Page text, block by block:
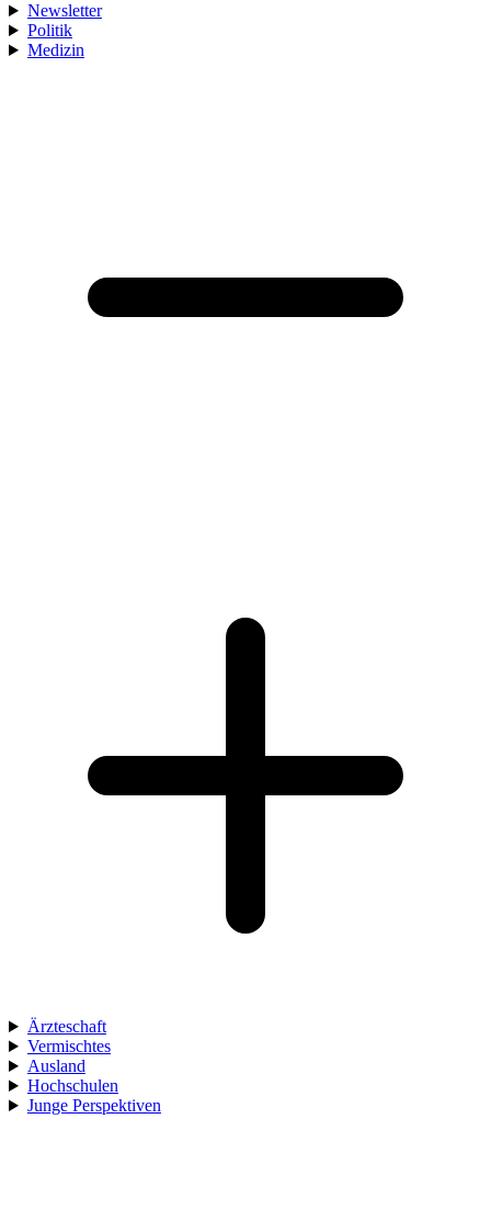
Newsletter
Politik
Medizin
Ärzteschaft
Vermischtes
Ausland
Hochschulen
Junge Perspektiven